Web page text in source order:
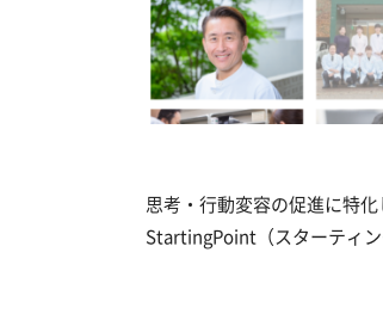
思考・行動変容の促進に特
StartingPoint（スターティン